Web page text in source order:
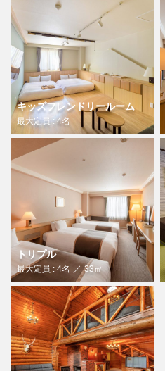
キッズフレンドリールーム
最大定員 : 4名
トリプル
最大定員 : 4名 33㎡